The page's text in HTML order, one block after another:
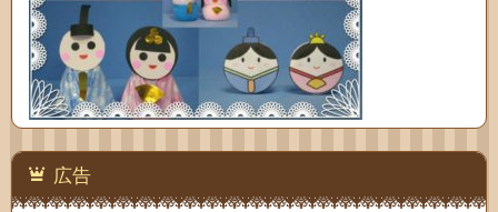
広告